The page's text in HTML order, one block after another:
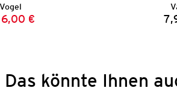
Vorheriger Preis:
Neuer Preis:
6,00 €
Das könnte Ihnen